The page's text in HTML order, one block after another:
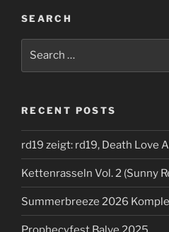
SEARCH
RECENT POSTS
rd19 zeigt: rd19, Death Love
Kettenrasseln Vol. 2 (Sunny
Summerbreeze 2026